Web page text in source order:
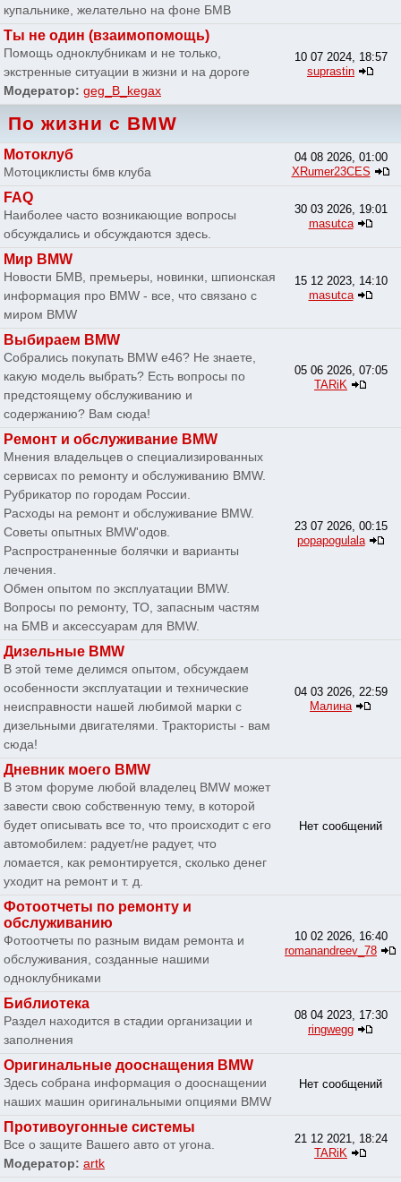
купальнике, желательно на фоне БМВ
Ты не один (взаимопомощь)
Помощь одноклубникам и не только,
экстренные ситуации в жизни и на дороге
Модератор: geg_B_kegax
10 07 2024, 18:57
suprastin
По жизни с BMW
Мотоклуб
Мотоциклисты бмв клуба
04 08 2026, 01:00
XRumer23CES
FAQ
Наиболее часто возникающие вопросы
обсуждались и обсуждаются здесь.
30 03 2026, 19:01
masutca
Мир BMW
Новости БМВ, премьеры, новинки, шпионская
информация про BMW - все, что связано с
миром BMW
15 12 2023, 14:10
masutca
Выбираем BMW
Собрались покупать BMW e46? Не знаете,
какую модель выбрать? Есть вопросы по
предстоящему обслуживанию и
содержанию? Вам сюда!
05 06 2026, 07:05
TARiK
Ремонт и обслуживание BMW
Мнения владельцев о специализированных
сервисах по ремонту и обслуживанию BMW.
Рубрикатор по городам России.
Расходы на ремонт и обслуживание BMW.
Советы опытных BMW'одов.
Распространенные болячки и варианты
лечения.
Обмен опытом по эксплуатации BMW.
Вопросы по ремонту, ТО, запасным частям
на БМВ и аксессуарам для BMW.
23 07 2026, 00:15
popapogulala
Дизельные BMW
В этой теме делимся опытом, обсуждаем
особенности эксплуатации и технические
неисправности нашей любимой марки с
дизельными двигателями. Трактористы - вам
сюда!
04 03 2026, 22:59
Малина
Дневник моего BMW
В этом форуме любой владелец BMW может
завести свою собственную тему, в которой
будет описывать все то, что происходит с его
автомобилем: радует/не радует, что
ломается, как ремонтируется, сколько денег
уходит на ремонт и т. д.
Нет сообщений
Фотоотчеты по ремонту и
обслуживанию
Фотоотчеты по разным видам ремонта и
обслуживания, созданные нашими
одноклубниками
10 02 2026, 16:40
romanandreev_78
Библиотека
Раздел находится в стадии организации и
заполнения
08 04 2023, 17:30
ringwegg
Оригинальные дооснащения BMW
Здесь собрана информация о дооснащении
наших машин оригинальными опциями BMW
Нет сообщений
Противоугонные системы
Все о защите Вашего авто от угона.
Модератор: artk
21 12 2021, 18:24
TARiK